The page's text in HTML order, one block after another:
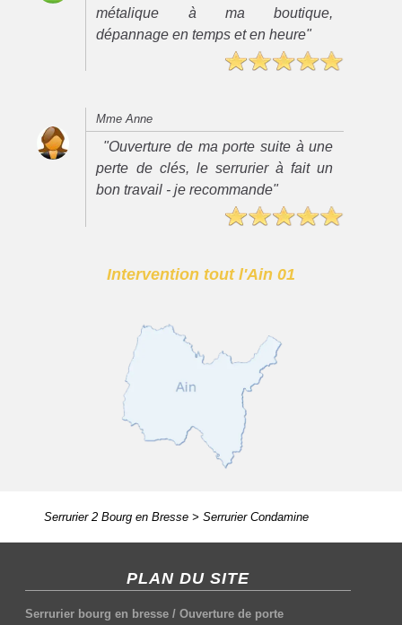
métalique à ma boutique,
dépannage en temps et en heure"
Mme Anne
"Ouverture de ma porte suite à une
perte de clés, le serrurier à fait un
bon travail - je recommande"
Intervention tout l'Ain 01
Serrurier 2 Bourg en Bresse> Serrurier Condamine
PLAN DU SITE
Serrurier bourg en bresse /Ouverture de porte